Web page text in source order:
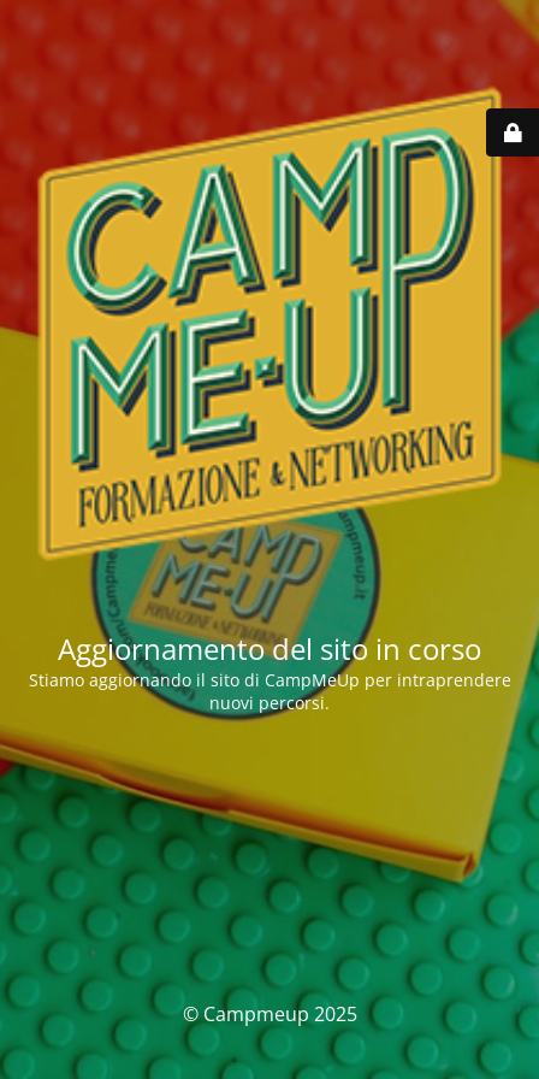
Aggiornamento del sito in corso
Stiamo aggiornando il sito di CampMeUp per intraprendere
nuovi percorsi.
© Campmeup 2025